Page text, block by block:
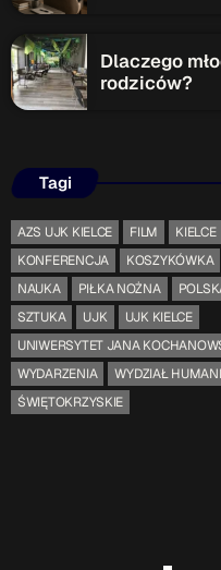
Dlaczego
rodziców?
Tagi
AZS UJK KIELCE FILM KIELCE
KONFERENCJA
KOSZYKÓWKA
NAUKA
PIŁKA NOŻNA
SZTUKA
UJK
UJK KIELCE
UNIWERSYTET JANA
WYDARZENIA
WYDZIAŁ
ŚWIĘTOKRZYSKIE